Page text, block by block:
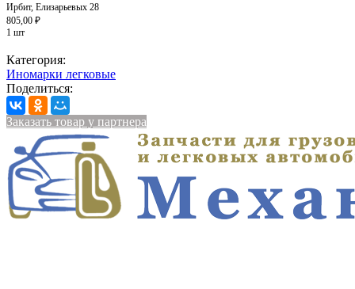
Ирбит, Елизарьевых 28
805,00 ₽
1 шт
Категория:
Иномарки легковые
Поделиться:
Заказать товар у партнера